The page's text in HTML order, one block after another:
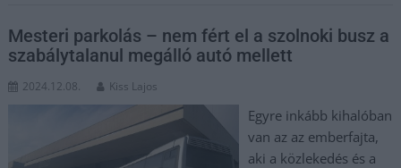
Mesteri parkolás – nem fért el a szolnoki busz a
szabálytalanul megálló autó mellett
2024.12.08. Kiss Lajos
Egyre inkább kihalóban
van az az emberfajta,
aki a közlekedés és a